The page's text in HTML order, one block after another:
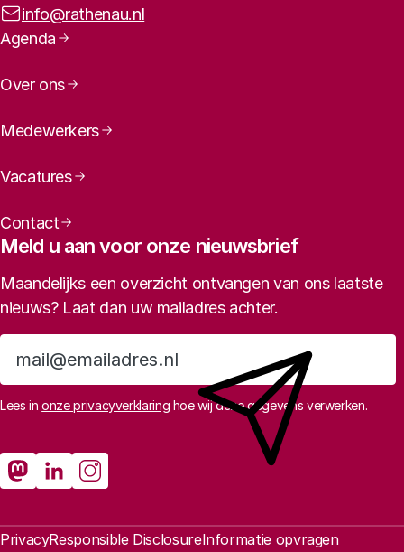
Implicaties voor het Nederlandse innovatiebeleid
E-mailadres:
info@rathenau.nl
Paginanavigatie
Agenda
Over ons
Medewerkers
Vacatures
Contact
Meld u aan voor onze nieuwsbrief
Maandelijks een overzicht ontvangen van ons laatste
nieuws? Laat dan uw mailadres achter.
Aanmelden
Lees inonze privacyverklaring hoe wij deze gegevens verwerken.
Sociale media
Rathenau Mastodon
Rathenau LinkedIn
Rathenau Instagram
Juridische informatie
PrivacyResponsible DisclosureInformatie opvragen